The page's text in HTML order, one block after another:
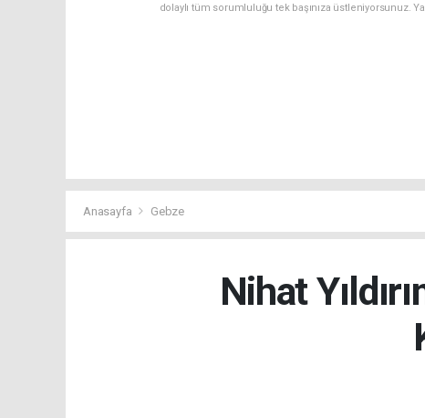
dolaylı tüm sorumluluğu tek başınıza üstleniyorsunuz.
Anasayfa Gebze
Nihat